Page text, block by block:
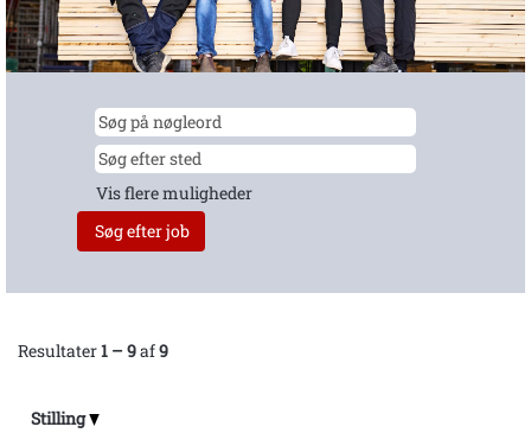
Vis flere muligheder
Resultater1 – 9af9
Stilling